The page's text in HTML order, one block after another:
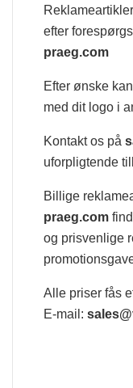
efter
praeg.com
Efter ønske
med dit logo i
Kontakt os på
uforpligtende
Billige
praeg.com
og prisvenlige
Alle priser fås
E-mail: